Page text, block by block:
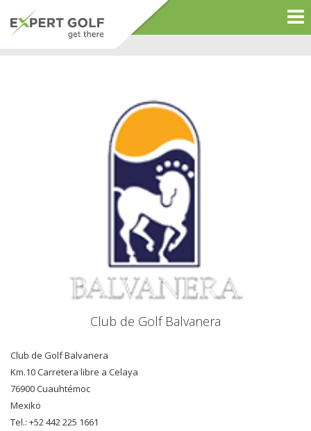
Club de Golf Balvanera
Club de Golf Balvanera
Km.10 Carretera libre a Celaya
76900 Cuauhtémoc
Mexiko
Tel.: +52 442 225 1661